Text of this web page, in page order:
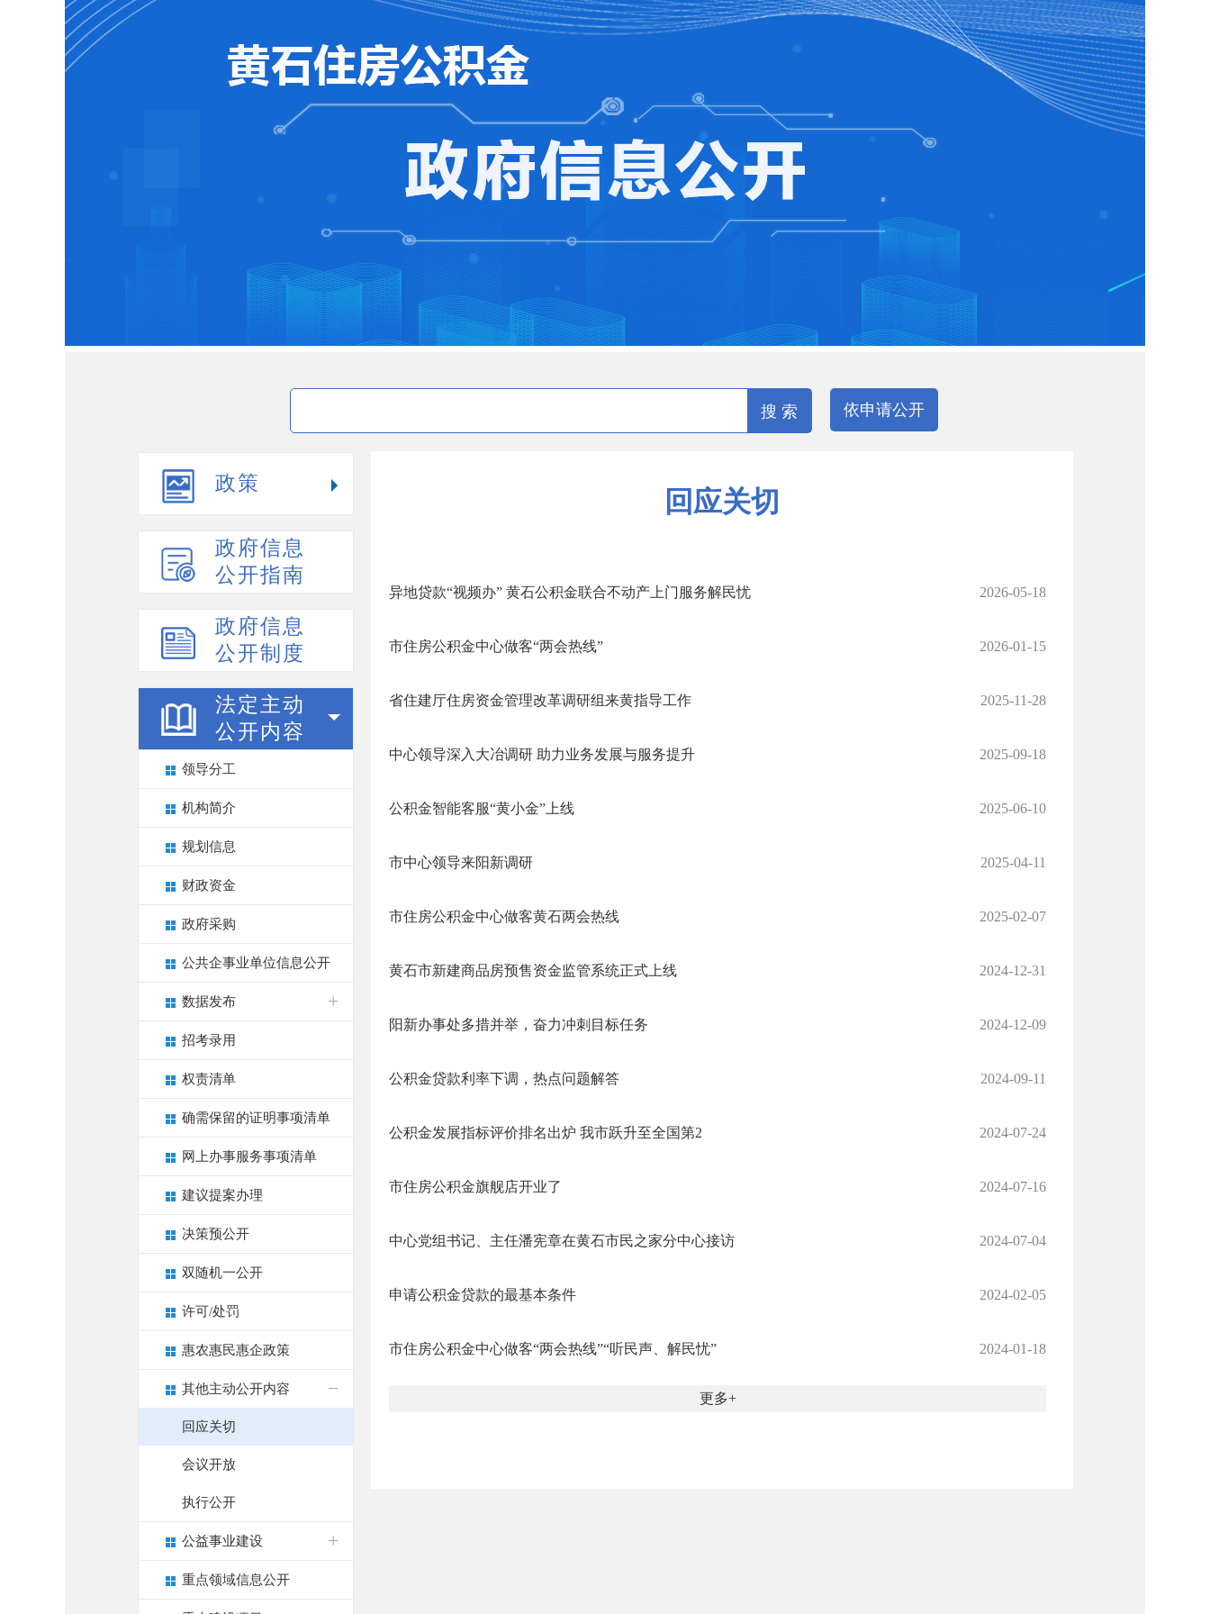
搜 索 依申请公开
政策
政府信息
公开指南
政府信息
公开制度
法定主动
公开内容
领导分工
机构简介
规划信息
财政资金
政府采购
公共企事业单位信息公开
数据发布
招考录用
权责清单
确需保留的证明事项清单
网上办事服务事项清单
建议提案办理
决策预公开
双随机一公开
许可/处罚
惠农惠民惠企政策
其他主动公开内容
回应关切
会议开放
执行公开
公益事业建设
重点领域信息公开
回应关切
2026-05-18
异地贷款“视频办” 黄石公积金联合不动产上门服务解民忧
2026-01-15
市住房公积金中心做客“两会热线”
2025-11-28
省住建厅住房资金管理改革调研组来黄指导工作
2025-09-18
中心领导深入大冶调研 助力业务发展与服务提升
2025-06-10
公积金智能客服“黄小金”上线
2025-04-11
市中心领导来阳新调研
2025-02-07
市住房公积金中心做客黄石两会热线
2024-12-31
黄石市新建商品房预售资金监管系统正式上线
2024-12-09
阳新办事处多措并举，奋力冲刺目标任务
2024-09-11
公积金贷款利率下调，热点问题解答
2024-07-24
公积金发展指标评价排名出炉 我市跃升至全国第2
2024-07-16
市住房公积金旗舰店开业了
2024-07-04
中心党组书记、主任潘宪章在黄石市民之家分中心接访
2024-02-05
申请公积金贷款的最基本条件
2024-01-18
市住房公积金中心做客“两会热线”“听民声、解民忧”
更多